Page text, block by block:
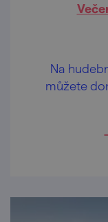
Na
můžete